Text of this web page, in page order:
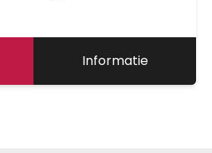
Informatie